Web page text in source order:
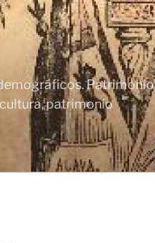
Patrimonio
patrimonio